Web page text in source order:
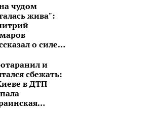
чудом
жива":
о силе
без рук и
и
сбежать:
в ДТП